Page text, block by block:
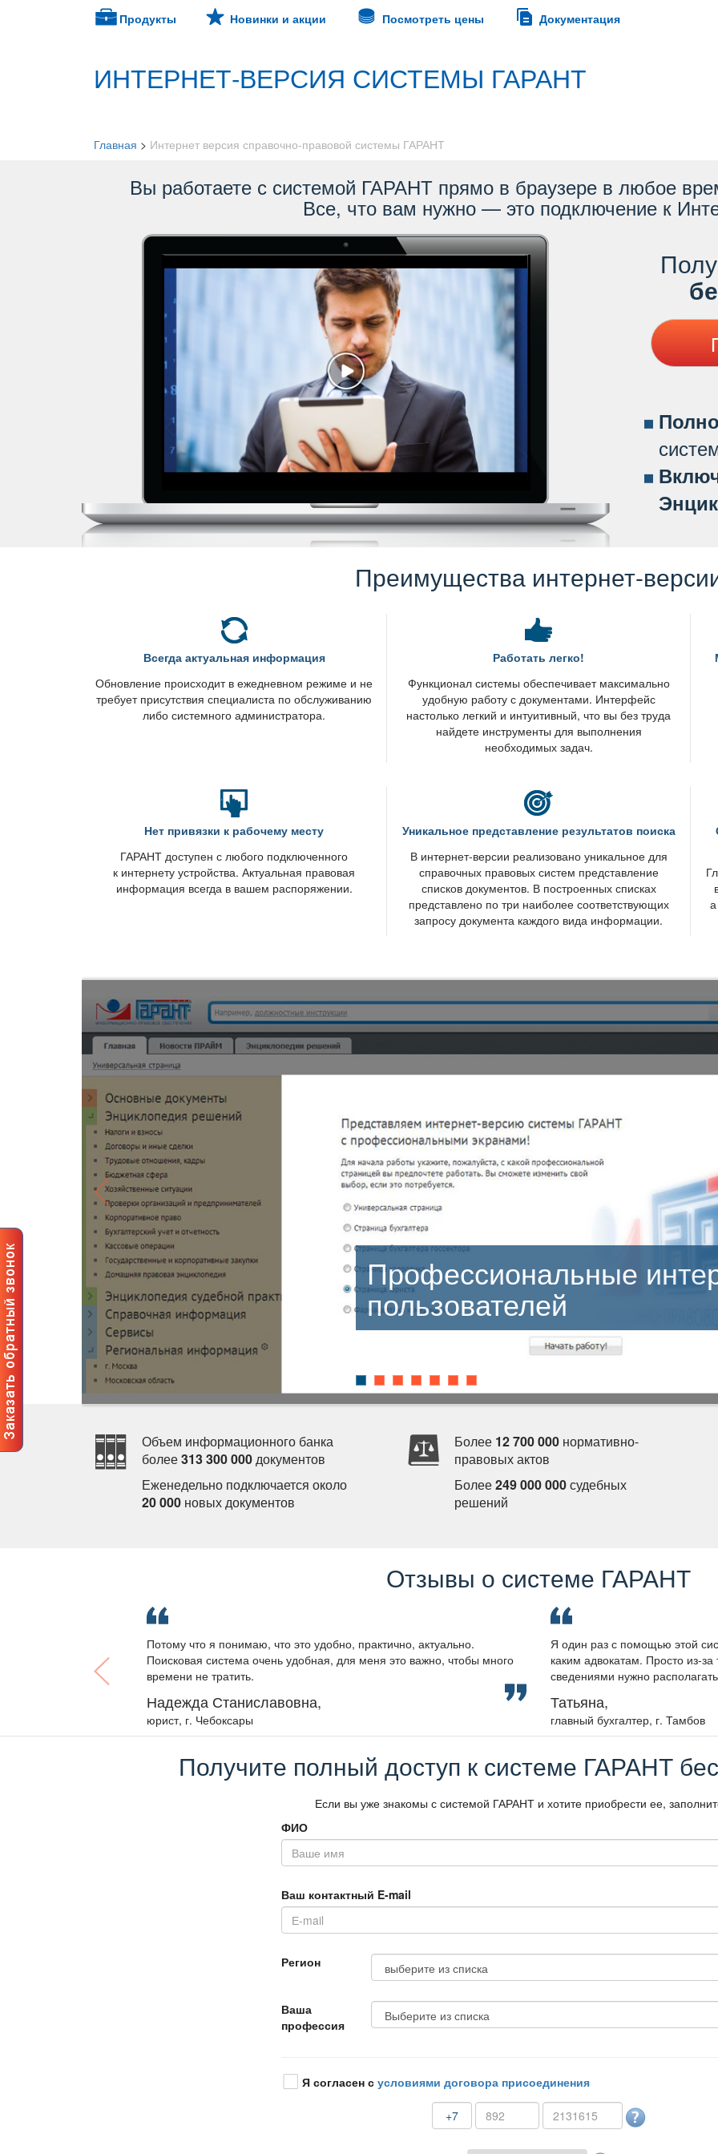
Продукты Новинки и акции Посмотреть цены Документация
ИНТЕРНЕТ-ВЕРСИЯ СИСТЕМЫ ГАРАНТ
Главная > Интернет версия справочно-правовой системы ГАРАНТ
ы работаете с системой ГАРАНТ прямо в браузере в любое
се, что вам нужно — это подключение к
Преимущества интернет-
сегда актуальная информация
Обновление происходит в ежедневном режиме и не
требует присутствия специалиста по обслуживанию
либо системного администратора.
Работать легко!
Функционал системы обеспечивает максимально
удобную работу с документами. Интерфейс
настолько легкий и интуитивный, что вы без труда
найдете инструменты для выполнения
необходимых задач.
Нет привязки к рабочему месту
ГАРАНТ доступен с любого подключенного
к интернету устройства. Актуальная правовая
информация всегда в вашем распоряжении.
Уникальное представление результатов поиска
интернет-версии реализовано уникальное для
справочных правовых систем представление
списков документов. В построенных списках
представлено по три наиболее соответствующих
запросу документа каждого вида информации.
Профессиональные
пользователей
Объем информационного банка
олее313 300 000документо
Еженедельно подключается около
20 000 новых документо
Более 12 700 000 нормативно-
правовых акто
Более249 000 000судебных
решений
Отзывы о системе ГАРАНТ
Потому что я понимаю, что это удобно, практично, актуально.
Поисковая система очень удобная, для меня это важно, чтобы много
ремени не тратить.
Надежда Станиславовна,
юрист, г. Чебоксары
Я один раз с помощью этой
каким адвокатам. Просто из-
сведениями нужно
Татьяна,
лавный бухгалтер, г. Тамбо
Получите полный доступ к системе ГАРАНТ
Если вы уже знакомы с системой ГАРАНТ и хотите приобрести ее,
ФИО
аш контактный E-mail
Регион
аша
профессия
Я согласен с условиями договора присоединения
+7